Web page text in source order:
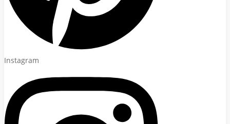
Instagram